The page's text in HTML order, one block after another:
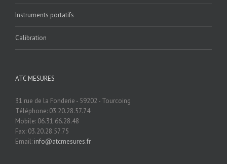
Instruments portatifs
Calibration
ATC MESURES
31 rue de la Fonderie - 59202 - Tourcoing
Téléphone: 03.20.28.57.74
Mobile: 06.31.66.28.48
Fax: 03.20.28.57.75
Email: info@atcmesures.fr